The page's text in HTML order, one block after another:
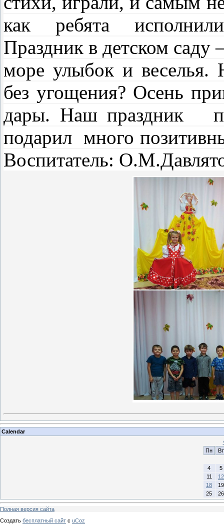
как ребята
Праздник в детском саду
море улыбок и веселья.
без угощения? Осень
дары. Наш праздник
подарил много
Воспитатель:
Calendar
Пн
Вт
4
5
11
12
18
19
25
26
Полная версия сайта
Создать бесплатный сайт с uCoz